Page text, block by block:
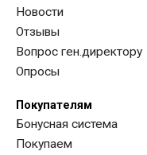
ул. 40 лет
Новости
Отзывы
Вопрос ген.директору
Опросы
Покупателям
Бонусная система
Покупаем